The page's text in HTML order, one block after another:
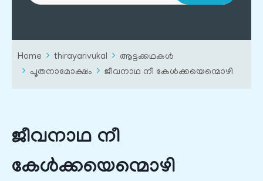
Home thirayarivukal
ആട്ടക്കഥകൾ
പൂതനാമോക്ഷം
ജീവനാഥ നീ കേൾക്കയെന്മൊഴി
ജീവനാഥ നീ
കേൾക്കയെന്മൊഴി